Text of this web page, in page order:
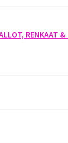
RENKAAT &